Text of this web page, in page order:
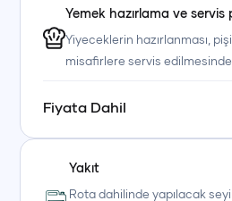
Yemek hazırlama ve servis
Yiyeceklerin hazırlanması,
misafirlere servis
Fiyata Dahil
Yakıt
Rota dahilinde yapılacak